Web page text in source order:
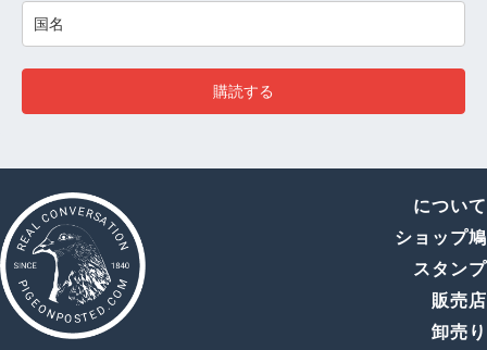
購読する
について
ショップ鳩
スタンプ
販売店
卸売り